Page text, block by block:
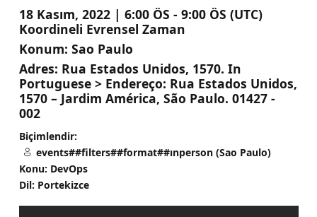
18 Kasım, 2022 | 6:00 ÖS - 9:00 ÖS (UTC)
Koordineli Evrensel Zaman
Konum: Sao Paulo
Adres: Rua Estados Unidos, 1570. In
Portuguese > Endereço: Rua Estados Unidos,
1570 – Jardim América, São Paulo. 01427 -
002
Biçimlendir:
events##filters##format##ınperson (Sao Paulo)
Konu: DevOps
Dil: Portekizce